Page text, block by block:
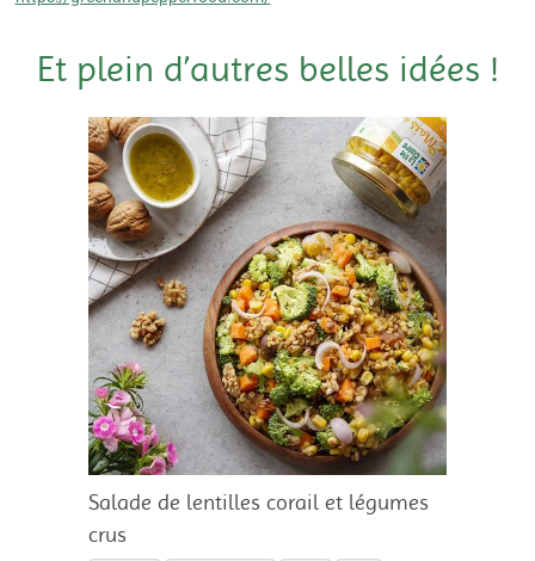
Et plein d’autres belles idées !
Salade de lentilles corail et légumes
crus